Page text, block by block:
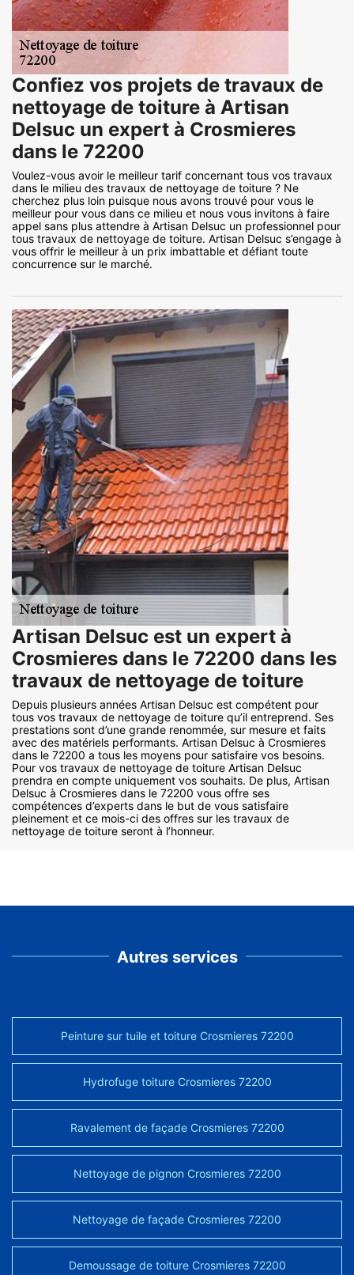
Confiez vos projets de travaux de
nettoyage de toiture à Artisan
Delsuc un expert à Crosmieres
dans le 72200
Voulez-vous avoir le meilleur tarif concernant tous vos travaux
dans le milieu des travaux de nettoyage de toiture ? Ne
cherchez plus loin puisque nous avons trouvé pour vous le
meilleur pour vous dans ce milieu et nous vous invitons à faire
appel sans plus attendre à Artisan Delsuc un professionnel pour
tous travaux de nettoyage de toiture. Artisan Delsuc s’engage à
vous offrir le meilleur à un prix imbattable et défiant toute
concurrence sur le marché.
Artisan Delsuc est un expert à
Crosmieres dans le 72200 dans les
travaux de nettoyage de toiture
Depuis plusieurs années Artisan Delsuc est compétent pour
tous vos travaux de nettoyage de toiture qu’il entreprend. Ses
prestations sont d’une grande renommée, sur mesure et faits
avec des matériels performants. Artisan Delsuc à Crosmieres
dans le 72200 a tous les moyens pour satisfaire vos besoins.
Pour vos travaux de nettoyage de toiture Artisan Delsuc
prendra en compte uniquement vos souhaits. De plus, Artisan
Delsuc à Crosmieres dans le 72200 vous offre ses
compétences d’experts dans le but de vous satisfaire
pleinement et ce mois-ci des offres sur les travaux de
nettoyage de toiture seront à l’honneur.
Autres services
Peinture sur tuile et toiture Crosmieres 72200
Hydrofuge toiture Crosmieres 72200
Ravalement de façade Crosmieres 72200
Nettoyage de pignon Crosmieres 72200
Nettoyage de façade Crosmieres 72200
Demoussage de toiture Crosmieres 72200